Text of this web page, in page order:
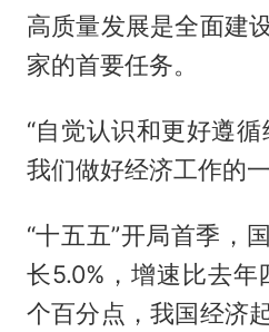
高质量发展是全面建
家的首要任务。
“自觉认识和更好遵
我们做好经济工作的
“十五五”开局首季，
长5.0%，增速比去
个百分点，我国经济